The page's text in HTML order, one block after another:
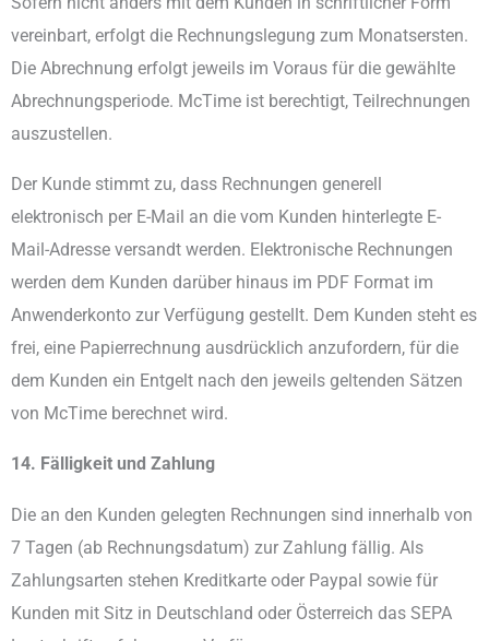
vereinbart, erfolgt die Rechnungslegung zum Monatsersten.
Die Abrechnung erfolgt jeweils im Voraus für die gewählte
Abrechnungsperiode. McTime ist berechtigt, Teilrechnungen
auszustellen.
Der Kunde stimmt zu, dass Rechnungen generell
elektronisch per E-Mail an die vom Kunden hinterlegte E-
Mail-Adresse versandt werden. Elektronische Rechnungen
werden dem Kunden darüber hinaus im PDF Format im
Anwenderkonto zur Verfügung gestellt. Dem Kunden steht es
frei, eine Papierrechnung ausdrücklich anzufordern, für die
dem Kunden ein Entgelt nach den jeweils geltenden Sätzen
von McTime berechnet wird.
14. Fälligkeit und Zahlung
Die an den Kunden gelegten Rechnungen sind innerhalb von
7 Tagen (ab Rechnungsdatum) zur Zahlung fällig. Als
Zahlungsarten stehen Kreditkarte oder Paypal sowie für
Kunden mit Sitz in Deutschland oder Österreich das SEPA